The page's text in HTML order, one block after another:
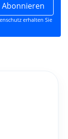
Abonnieren
erhalten Sie